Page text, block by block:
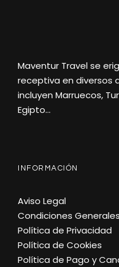
Maventur Travel se
receptiva en diversos
incluyen Marruecos,
Egipto…
INFORMACIÓN
Aviso Legal
Condiciones Generales
Política de Privacidad
Política de Cookies
Política de Pago y